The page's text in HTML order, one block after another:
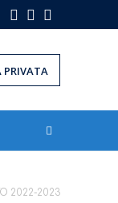
Facebook
Instagram
PRIVATA
2022-2023